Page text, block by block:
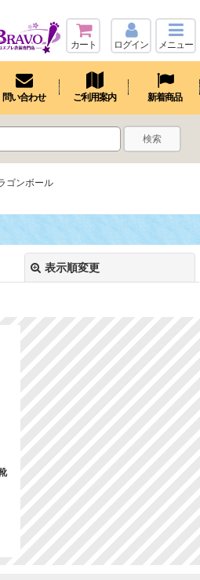
カート ログイン メニュー
問い合わせ ご利用案内 新着商品
検索
ゴンボール
表示順変更